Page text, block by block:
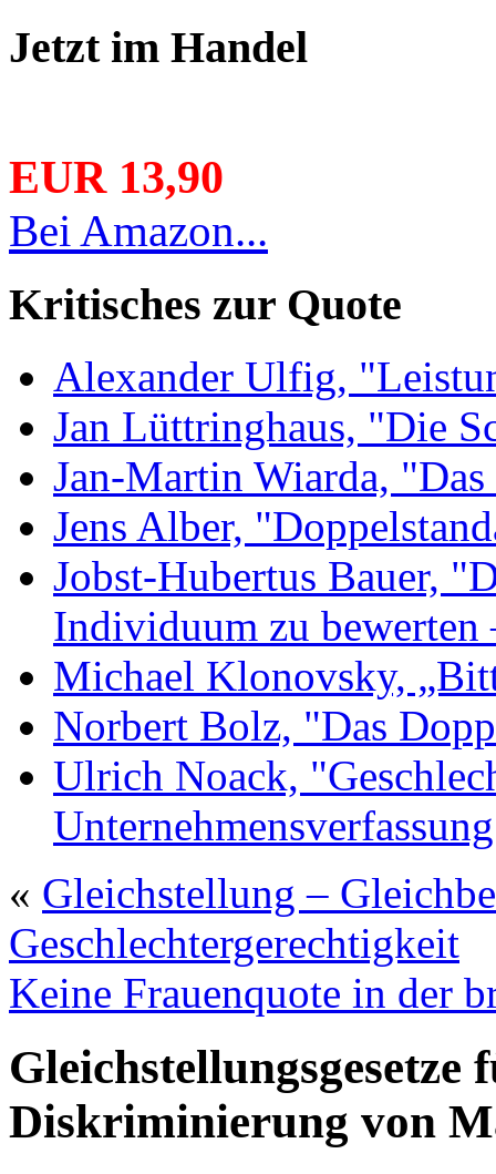
Jetzt im Handel
EUR 13,90
Bei Amazon...
Kritisches zur Quote
Alexander Ulfig,
Jan Lüttringhaus, "Die
Jan-Martin Wiarda,
Jens Alber,
Jobst-Hubertus Bauer,
Individuum zu
Michael Klonovsky,
Norbert Bolz, "Das
Ulrich Noack,
« Gleichstellung –
Geschlechtergerechtigkeit
Keine Frauenquote in der
Diskriminierung von